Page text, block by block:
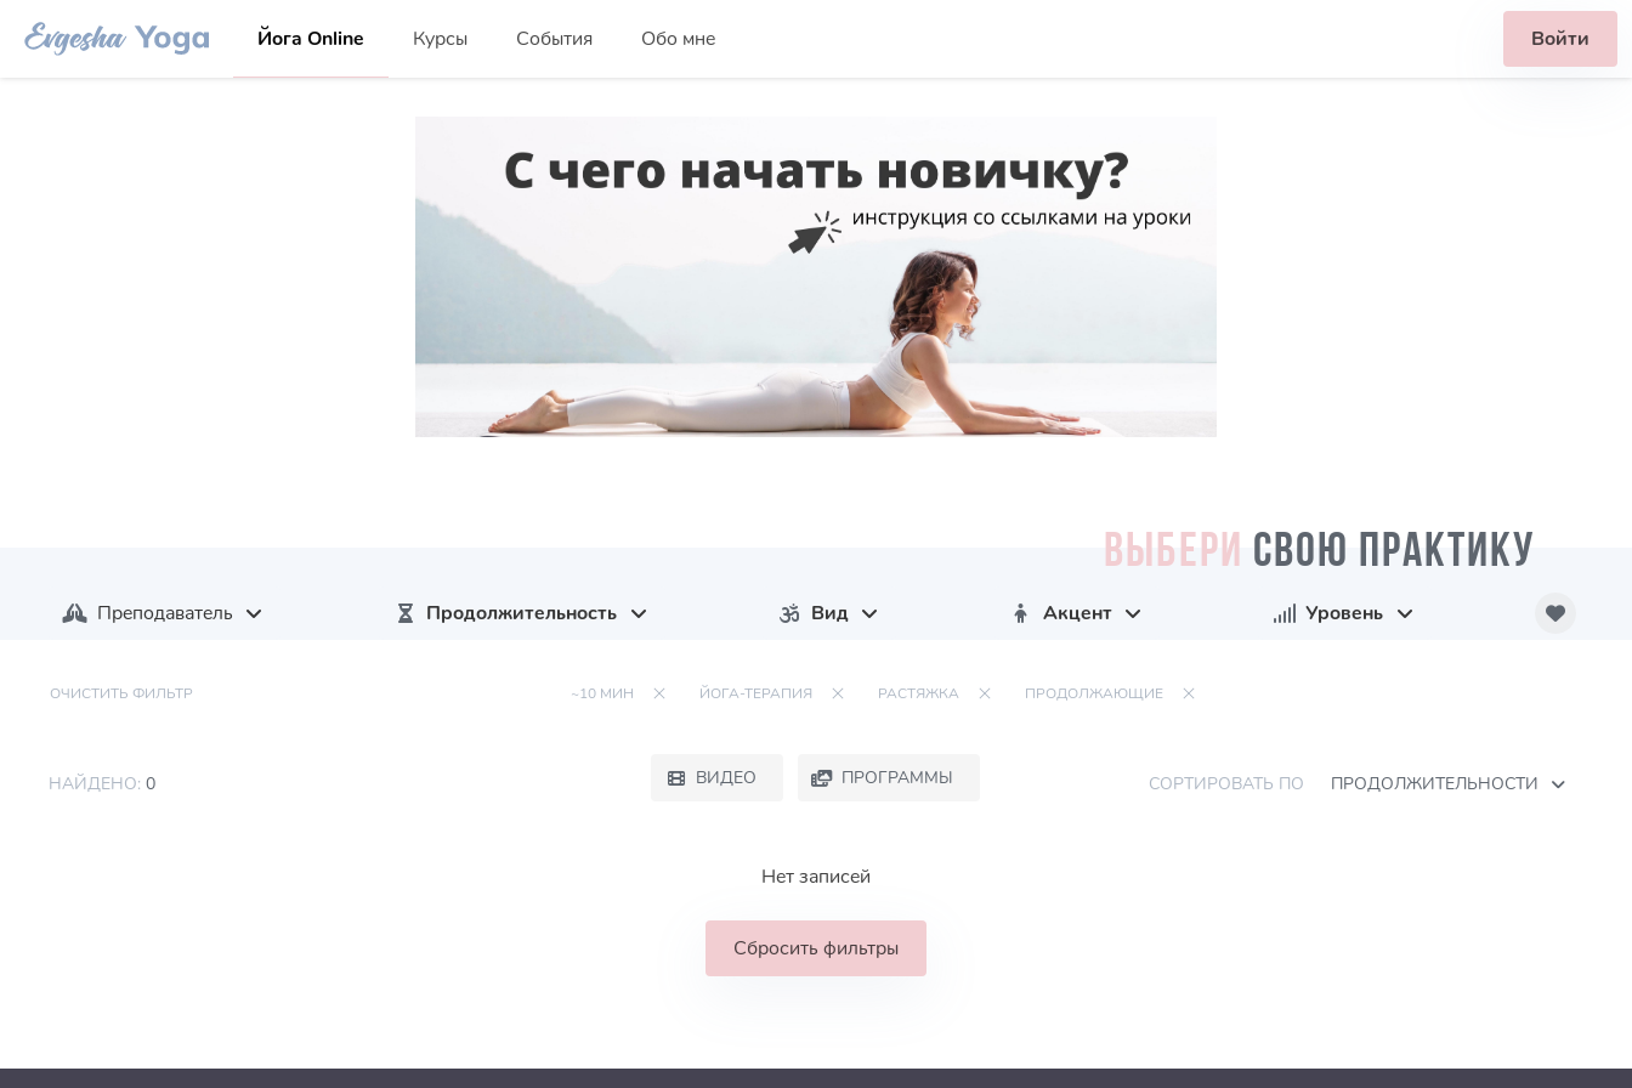
Йога Online Курсы События Обо мне Войти
ВЫБЕРИ СВОЮ ПРАКТИКУ
Преподаватель Продолжительность Вид Акцент Уровень
ОЧИСТИТЬ ФИЛЬТР ~10 МИН ЙОГА-ТЕРАПИЯ РАСТЯЖКА ПРОДОЛЖАЮЩИЕ
НАЙДЕНО: 0 ВИДЕО ПРОГРАММЫ СОРТИРОВАТЬ ПО ПРОДОЛЖИТЕЛЬНОСТИ
Нет записей
Сбросить фильтры